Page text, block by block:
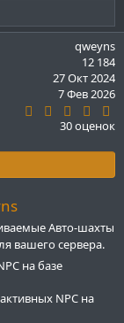
qweyns
12 184
27 Окт 2024
7 Фев 2026
9
3
в
30 оценок
Авто-шахты
вашего сервера.
на базе
NPC на